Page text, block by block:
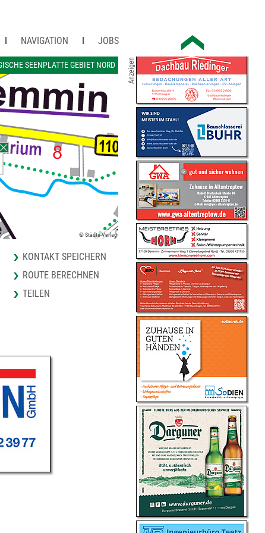
NAVIGATION JOBS
SEENPLATTE GEBIET NORD
© Städte-Verlag
KONTAKT SPEICHERN
ROUTE BERECHNEN
TEILEN
Anzeigen